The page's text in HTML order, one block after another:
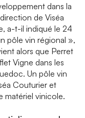
dans la
de Viséa
a-t-il indiqué le 24
pôle vin régional »,
alors que Perret
Vigne dans les
Un pôle vin
Couturier et
matériel vinicole.